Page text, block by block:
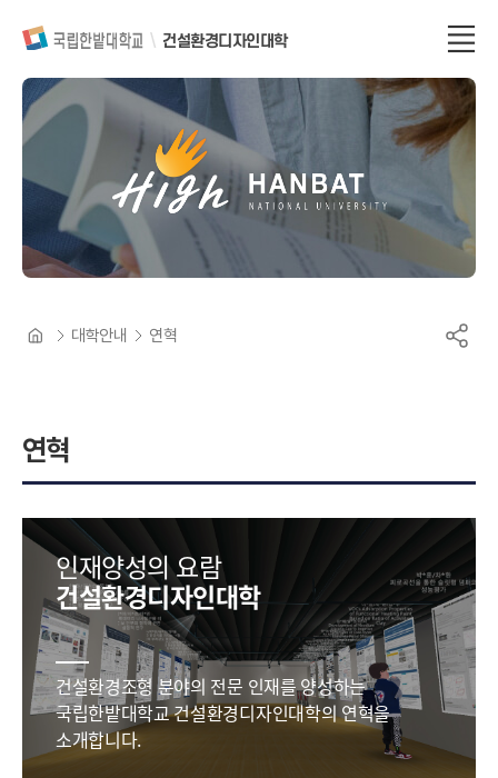
건설환경디자인대학
연혁
대학안내 연혁
인재양성의 요람
건설환경디자인대학
건설환경조형 분야의 전문 인재를 양성하는
국립한밭대학교 건설환경디자인대학의 연혁을
소개합니다.